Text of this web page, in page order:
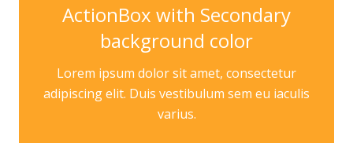
ActionBox with Secondary
background color
Lorem ipsum dolor sit amet, consectetur
adipiscing elit. Duis vestibulum sem eu iaculis
varius.